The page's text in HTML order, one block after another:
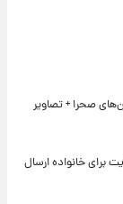
صحرا + تصاویر
برای خانواده ارسال